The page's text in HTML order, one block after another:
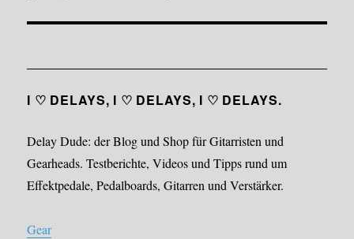
I ♡ DELAYS, I ♡ DELAYS, I ♡ DELAYS.
Delay Dude: der Blog und Shop für Gitarristen und
Gearheads. Testberichte, Videos und Tipps rund um
Effektpedale, Pedalboards, Gitarren und Verstärker.
Gear